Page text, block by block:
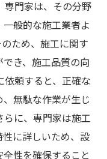
専門家は、その分野
般的な施工業者よ
ため、施工に関す
き、施工品質の向
依頼すると、正確な
無駄な作業が生じ
らに、専門家は施工
に詳しいため、設
性を確保すること